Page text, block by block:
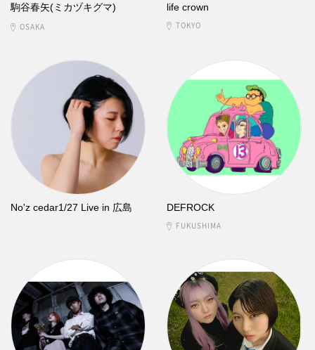
駒谷春矢(ミカヅキグマ)
OSAKA
life crown
TOKYO
No'z cedar1/27 Live in 広島 DEFROCK
FUKUSHIMA